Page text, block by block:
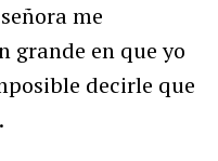
me
grande en que yo
decirle que
.